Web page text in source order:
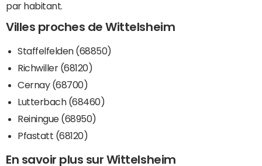
par habitant.
Villes proches de Wittelsheim
Staffelfelden (68850)
Richwiller (68120)
Cernay (68700)
Lutterbach (68460)
Reiningue (68950)
Pfastatt (68120)
En savoir plus sur Wittelsheim